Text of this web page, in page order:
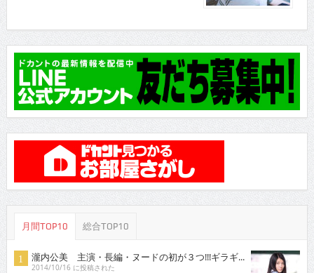
月間TOP10 総合TOP10
瀧内公美 主演・長編・ヌードの初が３つ!!!ギラギ...
2014/10/16 に投稿された